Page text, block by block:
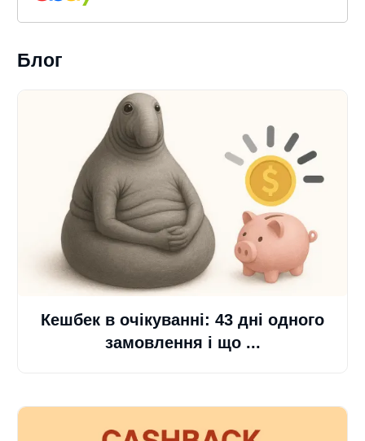
Блог
Кешбек в очікуванні: 43 дні одного
замовлення і що ...